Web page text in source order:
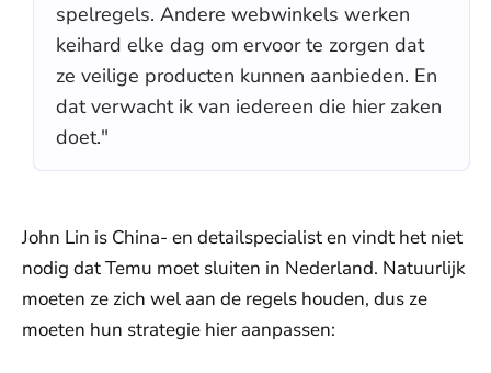
spelregels. Andere webwinkels werken
keihard elke dag om ervoor te zorgen dat
ze veilige producten kunnen aanbieden. En
dat verwacht ik van iedereen die hier zaken
doet."
John Lin is China- en detailspecialist en vindt het niet
nodig dat Temu moet sluiten in Nederland. Natuurlijk
moeten ze zich wel aan de regels houden, dus ze
moeten hun strategie hier aanpassen: